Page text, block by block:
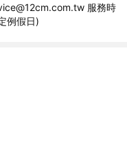
服務時
例假日)